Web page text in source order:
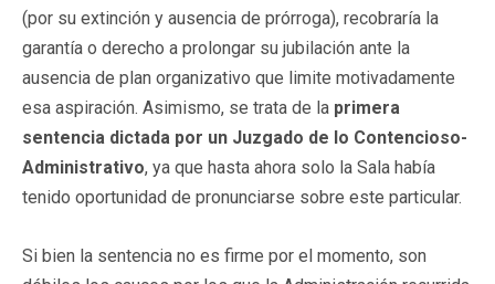
(por su extinción y ausencia de prórroga), recobraría la
garantía o derecho a prolongar su jubilación ante la
ausencia de plan organizativo que limite motivadamente
esa aspiración. Asimismo, se trata de la primera
sentencia dictada por un Juzgado de lo Contencioso-
Administrativo, ya que hasta ahora solo la Sala había
tenido oportunidad de pronunciarse sobre este particular.
Si bien la sentencia no es firme por el momento, son